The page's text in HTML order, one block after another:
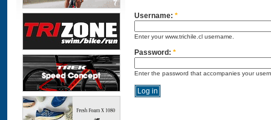
Username: *
Enter your www.trichile.cl username.
Password: *
Enter the password that accompanies your